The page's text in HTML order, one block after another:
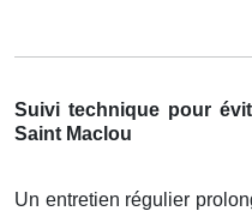
Suivi technique pour
Saint Maclou
Un entretien régulier